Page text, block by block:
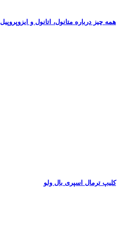
همه چیز درباره متانول، اتانول و ایزوپروپیل
کلیپ ترمال اسپری بال ولو